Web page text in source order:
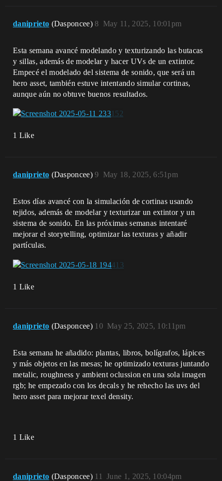
daniprieto (Dasponcee) May 11, 2025, 10:01pm
8
Esta semana avancé modelando y texturizando las butacas
y sillas, además de modelar y hacer UVs de un extintor.
Empecé el modelado del sistema de sonido, que será un
hero asset, también estuve intentando simular cortinas,
aunque aún no obtuve buenos resultados.
1 Like
daniprieto (Dasponcee) May 18, 2025, 6:51pm
9
Estos días avancé con la simulación de cortinas usando
tejidos, además de modelar y texturizar un extintor y un
sistema de sonido. En las próximas semanas intentaré
mejorar el storytelling, optimizar las texturas y añadir
partículas.
1 Like
daniprieto (Dasponcee) May 25, 2025, 10:11pm
10
Esta semana he añadido: plantas, libros, bolígrafos, lápices
y más objetos en las mesas; he optimizado texturas juntando
metalic, roughness y ambient oclussion en una sola imagen
rgb; he empezado con los decals y he rehecho las uvs del
hero asset para mejorar texel density.
1 Like
daniprieto (Dasponcee) June 1, 2025, 10:04pm
11